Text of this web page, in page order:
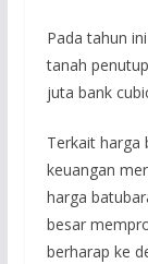
Pada tahun
tanah
juta bank
Terkait harga
keuangan
harga
besar
berharap ke